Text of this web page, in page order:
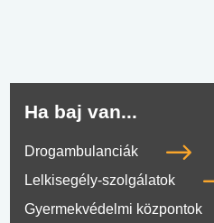
Ha baj van...
Drogambulanciák
Lelkisegély-szolgálatok
Gyermekvédelmi központok